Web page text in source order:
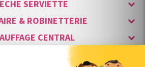
SERVIETTE
& ROBINETTERIE
CENTRAL
& SÉCURITÉ